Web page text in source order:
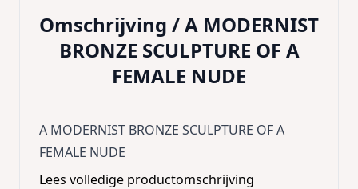
Omschrijving /A MODERNIST
BRONZE SCULPTURE OF A
FEMALE NUDE
A MODERNIST BRONZE SCULPTURE OF A
FEMALE NUDE
Lees volledige productomschrijving